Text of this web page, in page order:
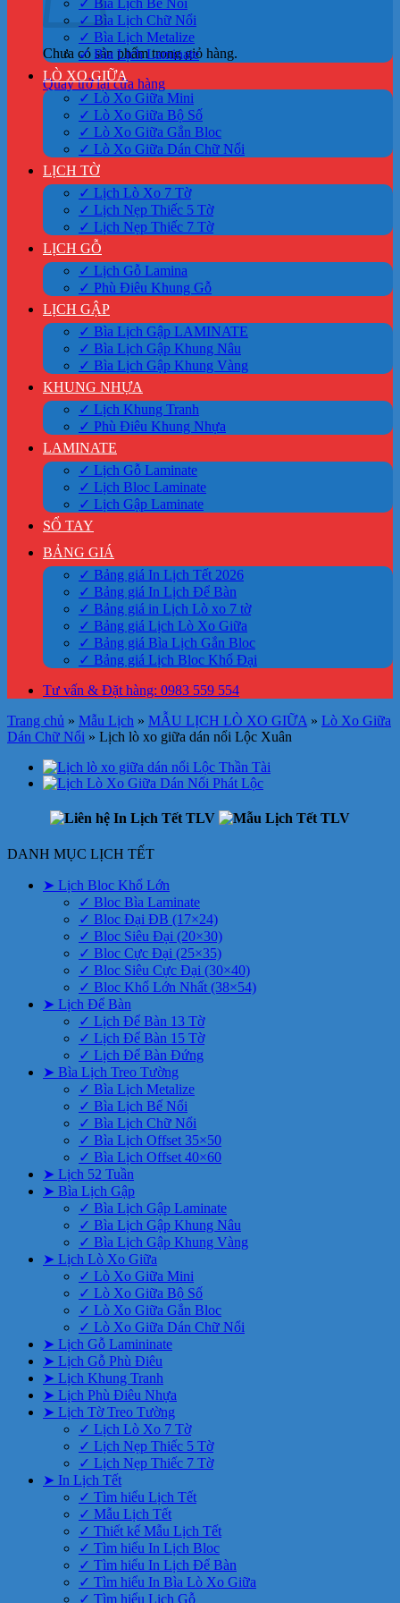
Chưa có sản phẩm trong giỏ hàng.
Quay trở lại cửa hàng
✓ Bìa Lịch Bế Nổi
✓ Bìa Lịch Chữ Nổi
✓ Bìa Lịch Metalize
✓ Bìa Lịch Laminate
LÒ XO GIỮA
✓ Lò Xo Giữa Mini
✓ Lò Xo Giữa Bộ Số
✓ Lò Xo Giữa Gắn Bloc
✓ Lò Xo Giữa Dán Chữ Nổi
LỊCH TỜ
✓ Lịch Lò Xo 7 Tờ
✓ Lịch Nẹp Thiếc 5 Tờ
✓ Lịch Nẹp Thiếc 7 Tờ
LỊCH GỖ
✓ Lịch Gỗ Lamina
✓ Phù Điêu Khung Gỗ
LỊCH GẬP
✓ Bìa Lịch Gập LAMINATE
✓ Bìa Lịch Gập Khung Nâu
✓ Bìa Lịch Gập Khung Vàng
KHUNG NHỰA
✓ Lịch Khung Tranh
✓ Phù Điêu Khung Nhựa
LAMINATE
✓ Lịch Gỗ Laminate
✓ Lịch Bloc Laminate
✓ Lịch Gập Laminate
SỔ TAY
BẢNG GIÁ
✓ Bảng giá In Lịch Tết 2026
✓ Bảng giá In Lịch Để Bàn
✓ Bảng giá in Lịch Lò xo 7 tờ
✓ Bảng giá Lịch Lò Xo Giữa
✓ Bảng giá Bìa Lịch Gắn Bloc
✓ Bảng giá Lịch Bloc Khổ Đại
Tư vấn & Đặt hàng: 0983 559 554
Trang chủ » Mẫu Lịch » MẪU LỊCH LÒ XO GIỮA » Lò Xo Giữa
Dán Chữ Nổi » Lịch lò xo giữa dán nổi Lộc Xuân
DANH MỤC LỊCH TẾT
➤ Lịch Bloc Khổ Lớn
✓ Bloc Bìa Laminate
✓ Bloc Đại ĐB (17×24)
✓ Bloc Siêu Đại (20×30)
✓ Bloc Cực Đại (25×35)
✓ Bloc Siêu Cực Đại (30×40)
✓ Bloc Khổ Lớn Nhất (38×54)
➤ Lịch Để Bàn
✓ Lịch Để Bàn 13 Tờ
✓ Lịch Để Bàn 15 Tờ
✓ Lịch Để Bàn Đứng
➤ Bìa Lịch Treo Tường
✓ Bìa Lịch Metalize
✓ Bìa Lịch Bế Nổi
✓ Bìa Lịch Chữ Nổi
✓ Bìa Lịch Offset 35×50
✓ Bìa Lịch Offset 40×60
➤ Lịch 52 Tuần
➤ Bìa Lịch Gập
✓ Bìa Lịch Gập Laminate
✓ Bìa Lịch Gập Khung Nâu
✓ Bìa Lịch Gập Khung Vàng
➤ Lịch Lò Xo Giữa
✓ Lò Xo Giữa Mini
✓ Lò Xo Giữa Bộ Số
✓ Lò Xo Giữa Gắn Bloc
✓ Lò Xo Giữa Dán Chữ Nổi
➤ Lịch Gỗ Lamininate
➤ Lịch Gỗ Phù Điêu
➤ Lịch Khung Tranh
➤ Lịch Phù Điêu Nhựa
➤ Lịch Tờ Treo Tường
✓ Lịch Lò Xo 7 Tờ
✓ Lịch Nẹp Thiếc 5 Tờ
✓ Lịch Nẹp Thiếc 7 Tờ
➤ In Lịch Tết
✓ Tìm hiểu Lịch Tết
✓ Mẫu Lịch Tết
✓ Thiết kế Mẫu Lịch Tết
✓ Tìm hiểu In Lịch Bloc
✓ Tìm hiểu In Lịch Để Bàn
✓ Tìm hiểu In Bìa Lò Xo Giữa
✓ Tìm hiểu Lịch Gỗ